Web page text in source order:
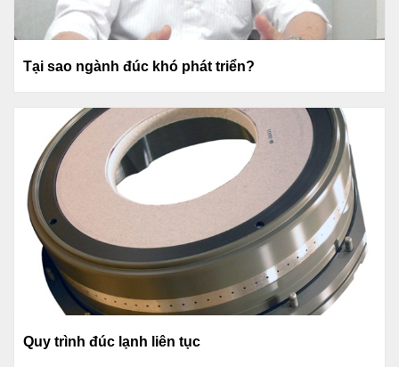
Tại sao ngành đúc khó phát triển?
Quy trình đúc lạnh liên tục